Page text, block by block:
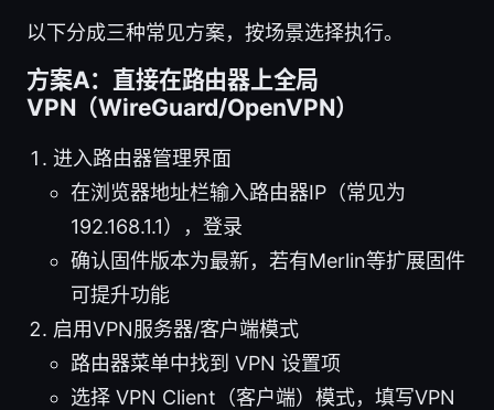
以下分成三种常见方案，按场景选择执行。
方案A：直接在路由器上全局
VPN（WireGuard/OpenVPN）
进入路由器管理界面
在浏览器地址栏输入路由器IP（常见为
192.168.1.1），登录
确认固件版本为最新，若有Merlin等扩展固件
可提升功能
启用VPN服务器/客户端模式
路由器菜单中找到 VPN 设置项
选择 VPN Client（客户端）模式，填写VPN